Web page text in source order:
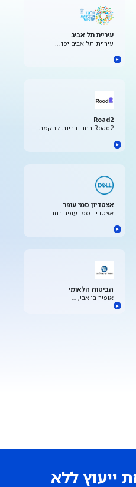
עיריית תל אביב
עיריית תל אביב-יפו …
Road2
Road2 בחרו בבינת להקמת
…
אצטדיון סמי עופר
אצטדיון סמי עופר בחרו …
הביטוח הלאומי
אופיר בן אבי, …
ייעוץ ללא